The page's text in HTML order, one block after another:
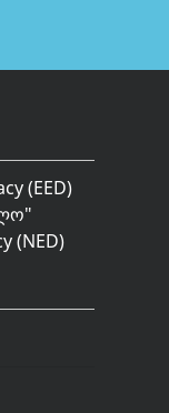
(EED)
"
(NED)